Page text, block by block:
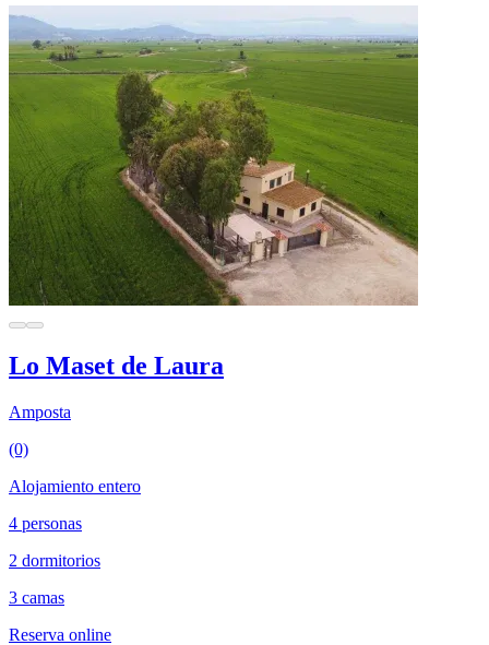
Lo Maset de Laura
Amposta
(0)
Alojamiento entero
4 personas
2 dormitorios
3 camas
Reserva online